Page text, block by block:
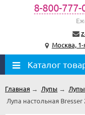
8-800-777-
Москва,
Каталог
Главная → Лупы →
Лупа настольная